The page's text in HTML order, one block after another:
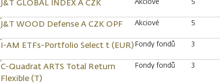
J&T GLOBAL INDEX A CZK
J&T WOOD Defense A CZK OPF Akciové 5
I-AM ETFs-Portfolio Select t (EUR)Fondy fondů 3
C-Quadrat ARTS Total Return
Flexible (T)
Fondy fondů 3